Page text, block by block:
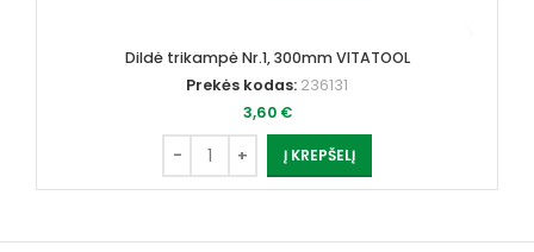
Dildė trikampė Nr.1, 300mm VITATOOL
Prekės kodas: 236131
3,60 €
Į KREPŠELĮ